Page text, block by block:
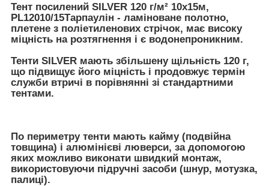
Тент посилений SILVER 120 г/м² 10х15м,
PL12010/15Тарпаулін - ламіноване полотно,
плетене з поліетиленових стрічок, має високу
міцність на розтягнення і є водонепроникним.
Тенти SILVER мають збільшену щільність 120 г,
що підвищує його міцність і продовжує термін
служби втричі в порівнянні зі стандартними
тентами.
По периметру тенти мають кайму (подвійна
товщина) і алюмінієві люверси, за допомогою
яких можливо виконати швидкий монтаж,
використовуючи підручні засоби (шнур, мотузка,
палиці).